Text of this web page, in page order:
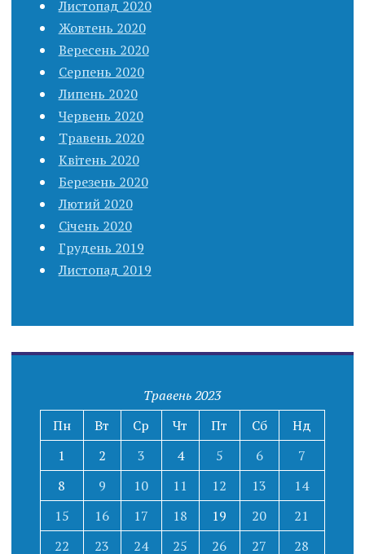
Листопад 2020
Жовтень 2020
Вересень 2020
Серпень 2020
Липень 2020
Червень 2020
Травень 2020
Квітень 2020
Березень 2020
Лютий 2020
Січень 2020
Грудень 2019
Листопад 2019
Травень 2023
Пн
Вт Ср Чт Пт Сб
Нд
1
2 3 4 5 6
7
8
9 10 11 12 13
14
15
16 17 18 19 20
21
22
23 24 25 26 27 28